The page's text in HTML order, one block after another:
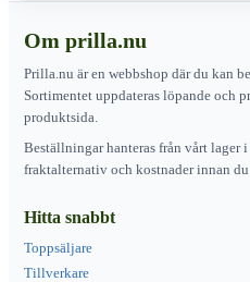
Om prilla.nu
Prilla.nu är en webbshop där du kan
Sortimentet uppdateras löpande och
produktsida.
Beställningar hanteras från vårt lager
fraktalternativ och kostnader innan
Hitta snabbt
Toppsäljare
Tillverkare